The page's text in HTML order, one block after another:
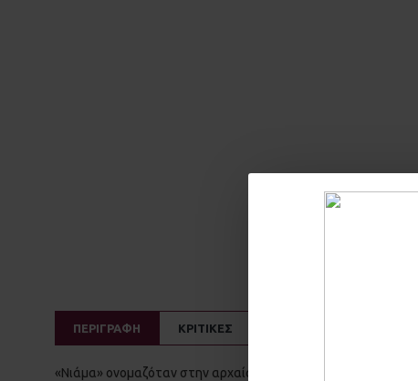
ΠΕΡΙΓΡΑΦΗ ΚΡΙΤΙΚΕΣ
«Νιάμα» ονομαζόταν στην αρχαία Ελλάδα η διαδικασία